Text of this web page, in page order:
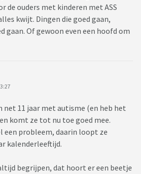
de ouders met kinderen met ASS
kwijt. Dingen die goed gaan,
gaan. Of gewoon even een hoofd om
net 11 jaar met autisme (en heb het
komt ze tot nu toe goed mee.
een probleem, daarin loopt ze
kalenderleeftijd.
begrijpen, dat hoort er een beetje